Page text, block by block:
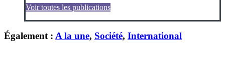
Voir toutes les publications
Également : A la une, Société, International